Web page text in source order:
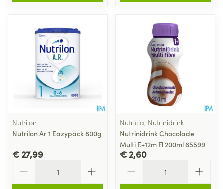
Nutrilon
Nutrilon Ar 1 Eazypack 800g
€ 27,99
Nutricia, Nutrinidrink
Nutrinidrink Chocolade
Multi F.+12m Fl 200ml 65599
€ 2,60